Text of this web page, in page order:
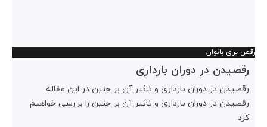
رقص برای بانوان
رقصیدن در دوران بارداری
رقصیدن در دوران بارداری و تاثیر آن بر جنین در این مقاله
رقصیدن در دوران بارداری و تاثیر آن بر جنین را بررسی خواهیم
کرد.